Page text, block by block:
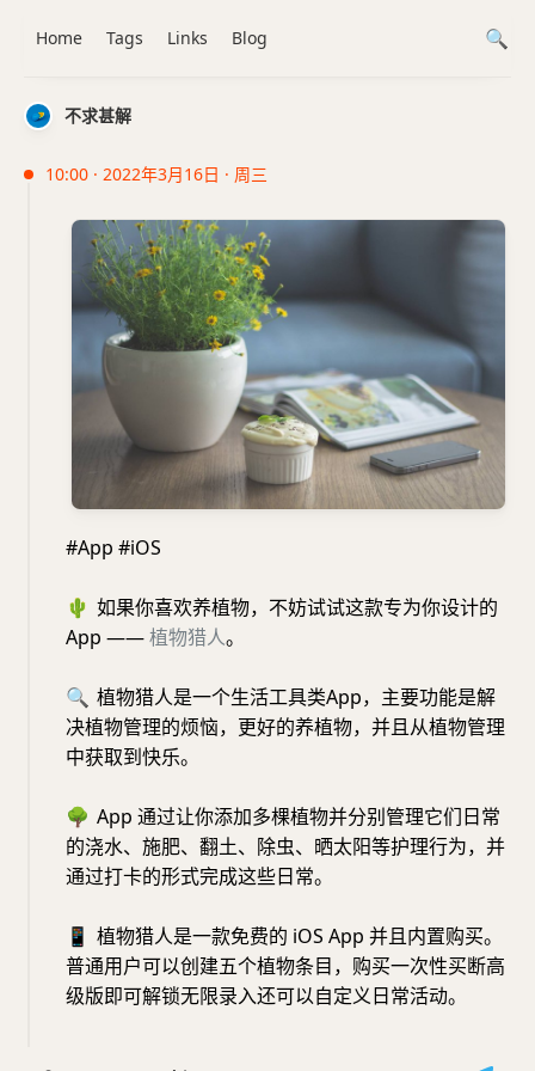
不求甚解
10:00 · 2022年3月16日 · 周三
#App #iOS
🌵 如果你喜欢养植物，不妨试试这款专为你设计的
App ——植物猎人。
🔍 植物猎人是一个生活工具类App，主要功能是解
决植物管理的烦恼，更好的养植物，并且从植物管理
中获取到快乐。
🌳 App 通过让你添加多棵植物并分别管理它们日常
的浇水、施肥、翻土、除虫、晒太阳等护理行为，并
通过打卡的形式完成这些日常。
📱 植物猎人是一款免费的 iOS App 并且内置购买。
普通用户可以创建五个植物条目，购买一次性买断高
级版即可解锁无限录入还可以自定义日常活动。
Home Tags Links Blog